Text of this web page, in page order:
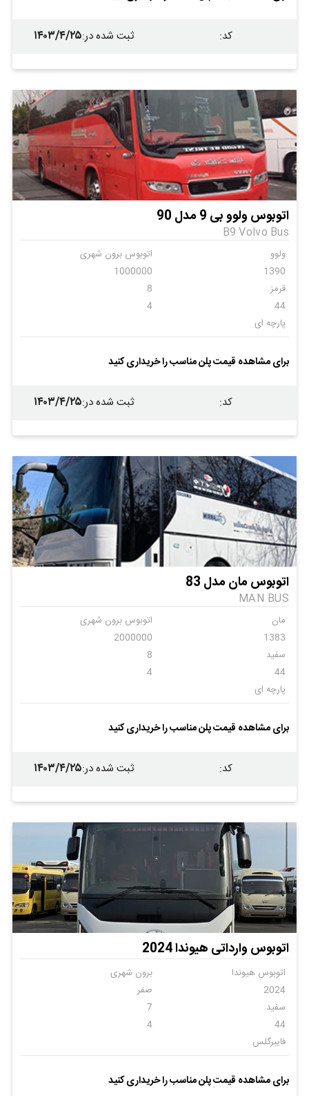
کد: ثبت شده در:۱۴۰۳/۴/۲۵
اتوبوس ولوو بی 9 مدل 90
B9 Volvo Bus
ولوو
اتوبوس برون شهری
1390
1000000
قرمز
8
44
4
پارچه ای
برای مشاهده قیمت پلن مناسب را خریداری کنید
کد: ثبت شده در:۱۴۰۳/۴/۲۵
اتوبوس مان مدل 83
MAN BUS
مان
اتوبوس برون شهری
1383
2000000
سفید
8
44
4
پارچه ای
برای مشاهده قیمت پلن مناسب را خریداری کنید
کد: ثبت شده در:۱۴۰۳/۴/۲۵
اتوبوس وارداتی هیوندا 2024
اتوبوس هیوندا
برون شهری
2024
صفر
سفید
7
44
4
فایبرگلس
برای مشاهده قیمت پلن مناسب را خریداری کنید